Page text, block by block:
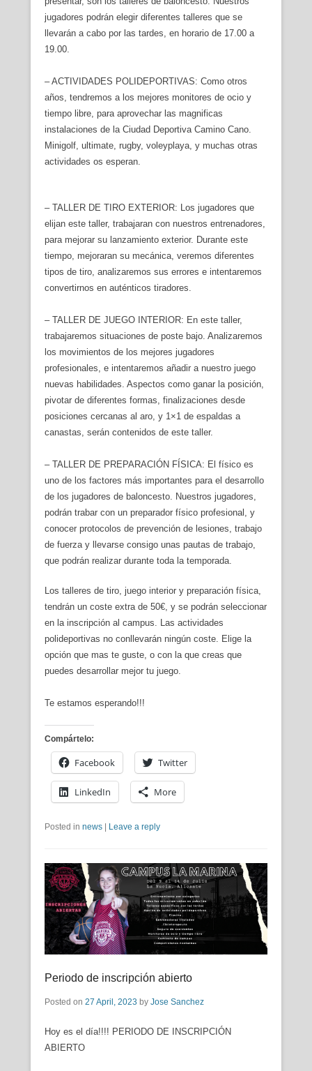
jugadores podrán elegir diferentes talleres que se
llevarán a cabo por las tardes, en horario de 17.00 a
19.00.
– ACTIVIDADES POLIDEPORTIVAS: Como otros
años, tendremos a los mejores monitores de ocio y
tiempo libre, para aprovechar las magnificas
instalaciones de la Ciudad Deportiva Camino Cano.
Minigolf, ultimate, rugby, voleyplaya, y muchas otras
actividades os esperan.
– TALLER DE TIRO EXTERIOR: Los jugadores que
elijan este taller, trabajaran con nuestros entrenadores,
para mejorar su lanzamiento exterior. Durante este
tiempo, mejoraran su mecánica, veremos diferentes
tipos de tiro, analizaremos sus errores e intentaremos
convertirnos en auténticos tiradores.
– TALLER DE JUEGO INTERIOR: En este taller,
trabajaremos situaciones de poste bajo. Analizaremos
los movimientos de los mejores jugadores
profesionales, e intentaremos añadir a nuestro juego
nuevas habilidades. Aspectos como ganar la posición,
pivotar de diferentes formas, finalizaciones desde
posiciones cercanas al aro, y 1×1 de espaldas a
canastas, serán contenidos de este taller.
– TALLER DE PREPARACIÓN FÍSICA: El físico es
uno de los factores más importantes para el desarrollo
de los jugadores de baloncesto. Nuestros jugadores,
podrán trabar con un preparador físico profesional, y
conocer protocolos de prevención de lesiones, trabajo
de fuerza y llevarse consigo unas pautas de trabajo,
que podrán realizar durante toda la temporada.
Los talleres de tiro, juego interior y preparación física,
tendrán un coste extra de 50€, y se podrán seleccionar
en la inscripción al campus. Las actividades
polideportivas no conllevarán ningún coste. Elige la
opción que mas te guste, o con la que creas que
puedes desarrollar mejor tu juego.
Te estamos esperando!!!
Compártelo:
Facebook Twitter
LinkedIn More
Posted in news Leave a reply
Periodo de inscripción abierto
Posted on 27 April, 2023 by Jose Sanchez
Hoy es el día!!!! PERIODO DE INSCRIPCIÓN
ABIERTO